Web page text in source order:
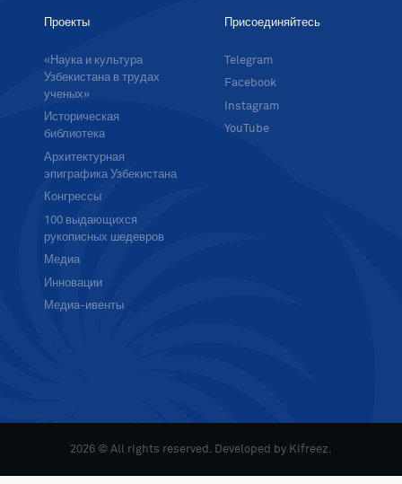
Проекты
«Наука и культура
Узбекистана в трудах
ученых»
Историческая
библиотека
Архитектурная
эпиграфика Узбекистана
Конгрессы
100 выдающихся
рукописных шедевров
Медиа
Инновации
Медиа-ивенты
Присоединяйтесь
Telegram
Facebook
Instagram
YouTube
2026 © All rights reserved. Developed by Kifreez.